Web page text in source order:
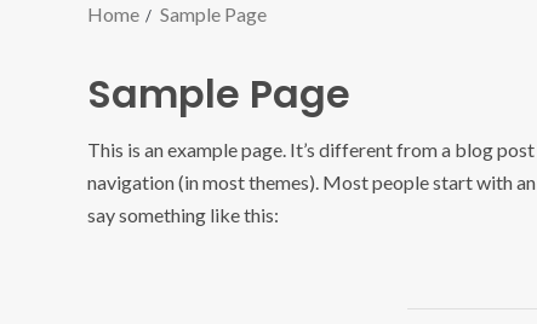
Home Sample Page
Sample Page
This is an example page. It’s different from a blog
navigation (in most themes). Most people start with
say something like this: